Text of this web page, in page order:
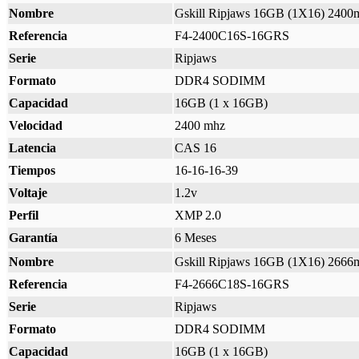
Nombre
Gskill Ripjaws 16GB (1X16)
Referencia
F4-2400C16S-16GRS
Serie
Ripjaws
Formato
DDR4 SODIMM
Capacidad
16GB (1 x 16GB)
Velocidad
2400 mhz
Latencia
CAS 16
Tiempos
16-16-16-39
Voltaje
1.2v
Perfil
XMP 2.0
Garantía
6 Meses
Nombre
Gskill Ripjaws 16GB (1X16)
Referencia
F4-2666C18S-16GRS
Serie
Ripjaws
Formato
DDR4 SODIMM
Capacidad
16GB (1 x 16GB)